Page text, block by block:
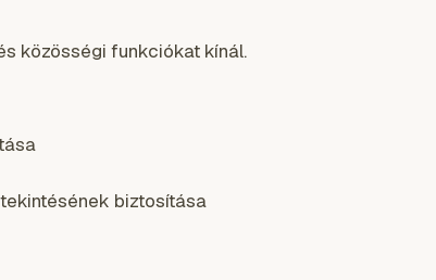
közösségi funkciókat kínál.
biztosítása